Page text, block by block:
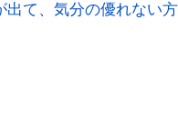
出て、気分の優れない